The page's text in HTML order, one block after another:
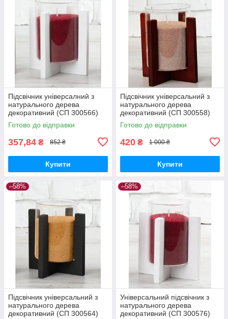
Підсвічник універсалний з
натурального дерева
декоративний (СП 300566)
Готово до відправки
357,84 ₴ 852 ₴
Купити
Підсвічник універсальний з
натурального дерева
декоративний (СП 300558)
Готово до відправки
420 ₴ 1 000 ₴
Купити
–58%
Підсвічник універсальний з
натурального дерева
декоративний (СП 300564)
–58%
Універсальний підсвічник з
натурального дерева
декоративний (СП 300576)